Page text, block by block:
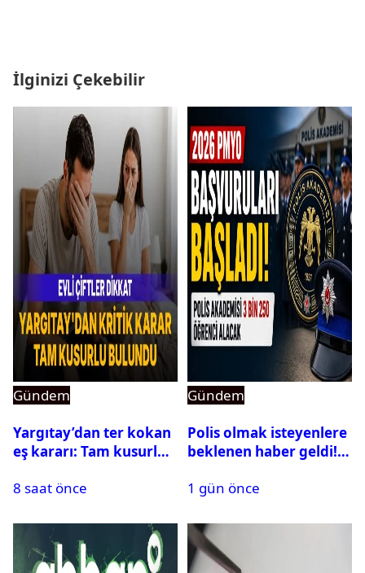
İlginizi Çekebilir
Gündem
Yargıtay’dan ter kokan
eş kararı: Tam kusurlu
8 saat önce
Gündem
Polis olmak isteyenlere
beklenen haber geldi!
1 gün önce